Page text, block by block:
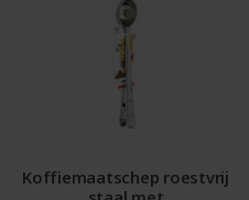
Koffiemaatschep roestvrij